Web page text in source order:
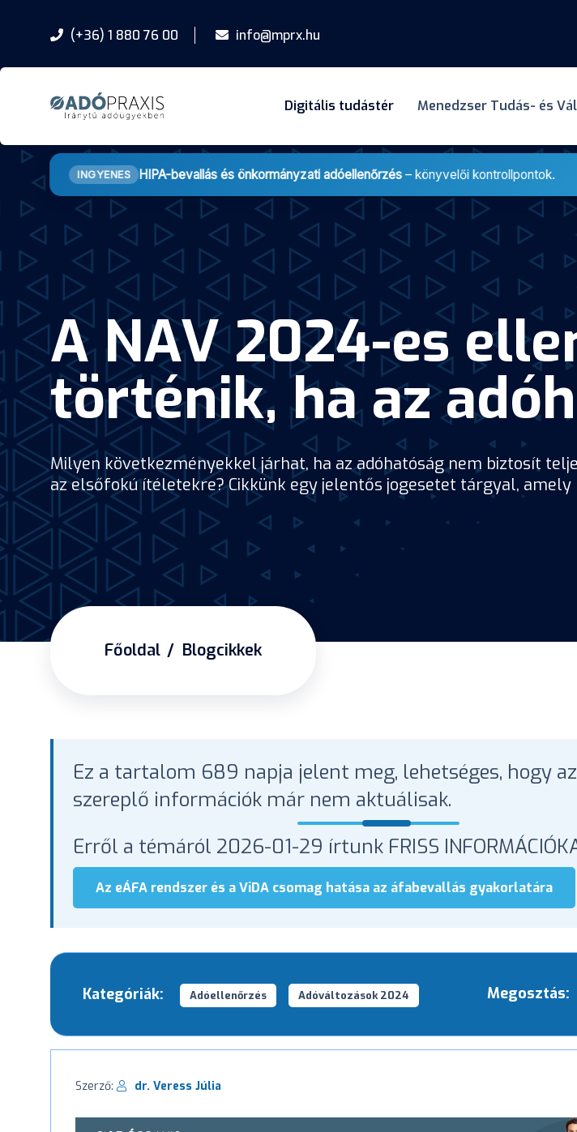
(+36) 1 880 76 00 info@mprx.hu
Digitális tudástér Menedzser Tudás- és
INGYENES HIPA-bevallás és önkormányzati adóellenőrzés– könyvelői kontrollpontok.
A NAV 2024-es
történik, ha az
Milyen következményekkel járhat, ha az adóhatóság nem biztosít
az elsőfokú ítéletekre? Cikkünk egy jelentős jogesetet tárgyal,
Főoldal Blogcikkek
Ez a tartalom 689 napja jelent meg, lehetséges, hogy
szereplő információk már nem aktuálisak.
Erről a témáról 2026-01-29 írtunk FRISS
Az eÁFA rendszer és a ViDA csomag hatása az áfabevallás gyakorlatára
Kategóriák: Adóellenőrzés Adóváltozások 2024 Megosztás:
Szerző: dr. Veress Júlia